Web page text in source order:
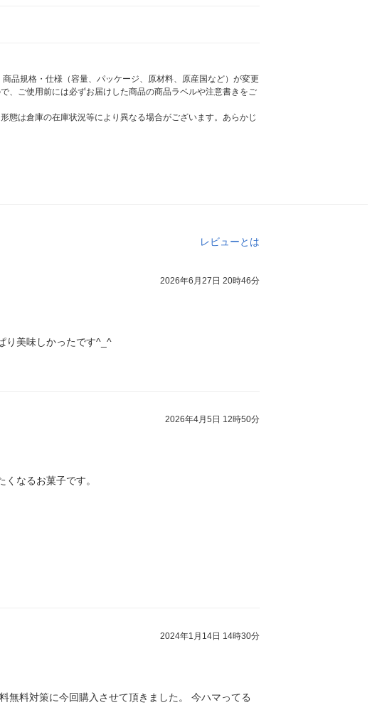
品規格・仕様（容量、パッケージ、原材料、原産国など）が変更
、ご使用前には必ずお届けした商品の商品ラベルや注意書きをご
態は倉庫の在庫状況等により異なる場合がございます。あらかじ
レビューとは
2026年6月27日 20時46分
り美味しかったです^_^
2026年4月5日 12時50分
なるお菓子です。
2024年1月14日 14時30分
無料対策に今回購入させて頂きました。 今ハマってる